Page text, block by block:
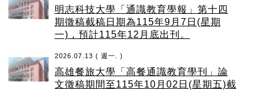
明志科技大學「通識教育學報」第十四
期徵稿截稿日期為115年9月7日(星期
一)，預計115年12月底出刊。
2026.07.13 ( 週一. )
高雄餐旅大學「高餐通識教育學刊」論
文徵稿期間至115年10月02日(星期五)截